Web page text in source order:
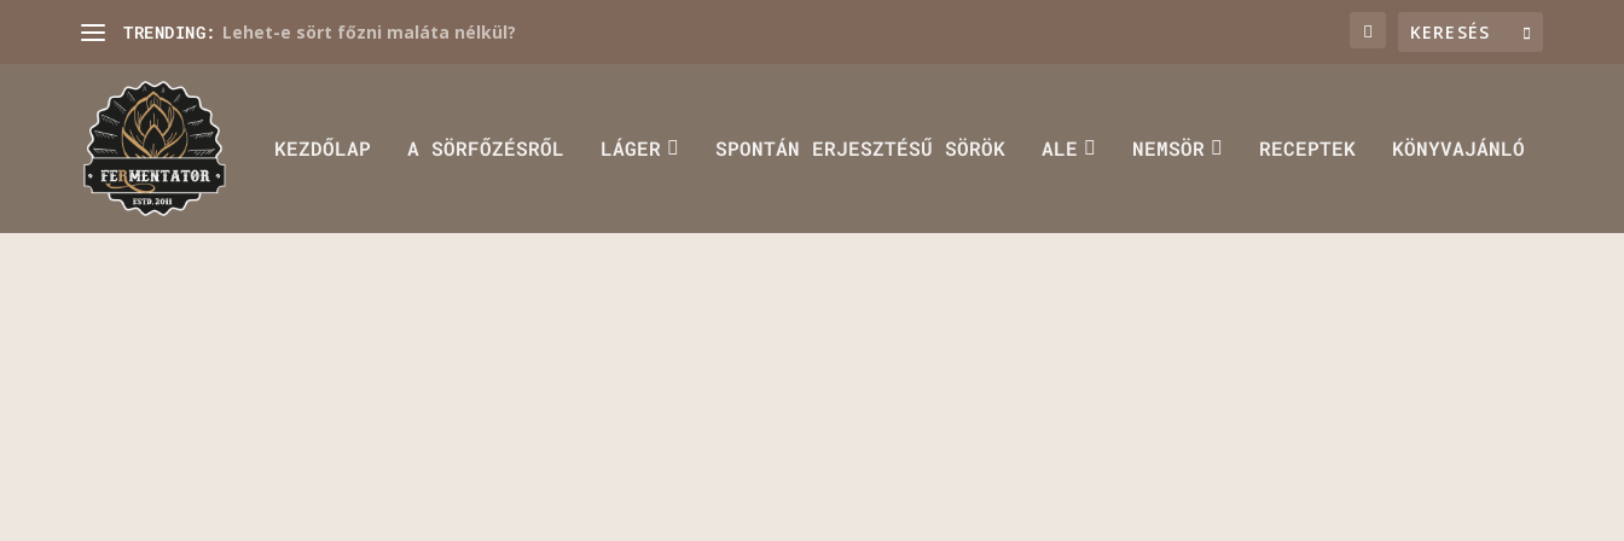
TRENDING: Lehet-e sört főzni maláta nélkül?
KEZDŐLAP A SÖRFŐZÉSRŐL LÁGER SPONTÁN ERJESZTÉSŰ SÖRÖK ALE NEMSÖR RECEPTEK KÖNYVAJÁNLÓ